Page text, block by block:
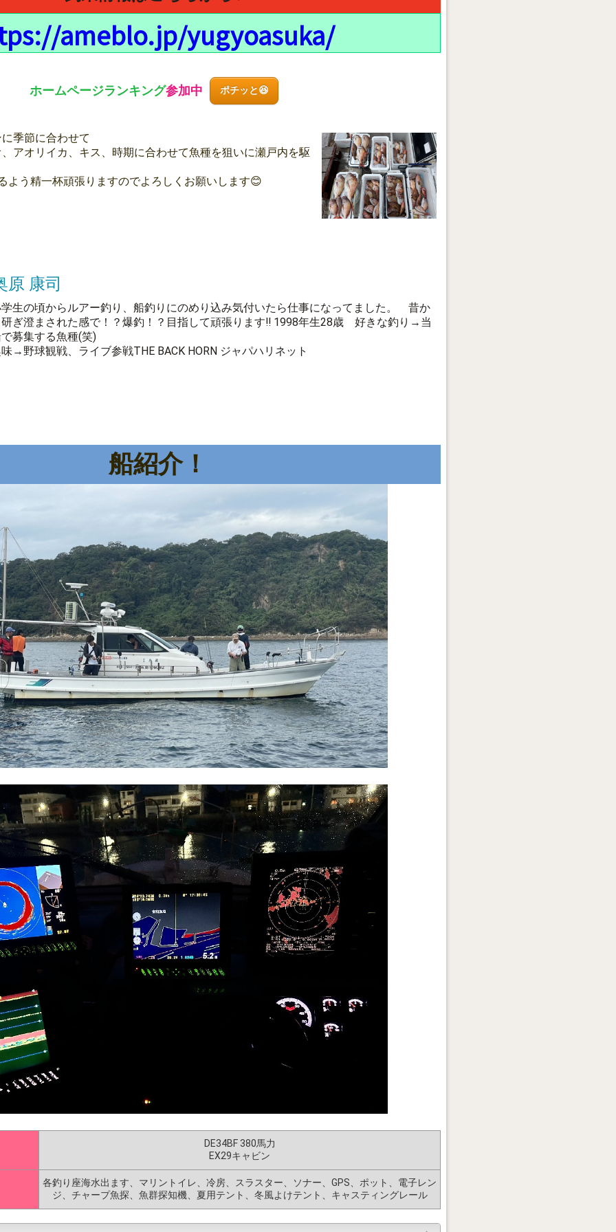
ameblo.jp/yugyoasuka/
ホームページランキング参加中 ポチッと😆
季節に合わせて
アオリイカ、キス、時期に合わせて魚種を狙いに瀬戸内を駆
よう精一杯頑張りますのでよろしくお願いします😊
原 康司
生の頃からルアー釣り、船釣りにのめり込み気付いたら仕事になってました。 昔か
ぎ澄まされた感で！？爆釣！？目指して頑張ります‼️ 1998年生28歳 好きな釣り→当
募集する魚種(笑)
→野球観戦、ライブ参戦THE BACK HORN ジャパハリネット
船紹介！
DE34BF 380馬力
EX29キャビン
各釣り座海水出ます、マリントイレ、冷房、スラスター、ソナー、GPS、ポット、電子レン
ジ、チャープ魚探、魚群探知機、夏用テント、冬風よけテント、キャスティングレール